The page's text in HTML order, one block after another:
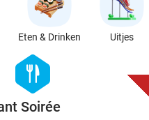
Eten & Drinken Uitjes
hexagon
food
Soirée